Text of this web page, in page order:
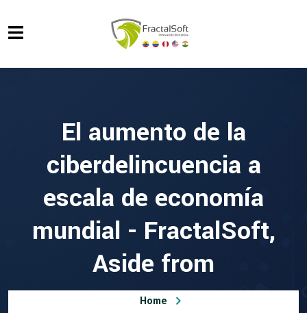
El aumento de la
ciberdelincuencia a
escala de economía
mundial - FractalSoft,
Aside from
Home